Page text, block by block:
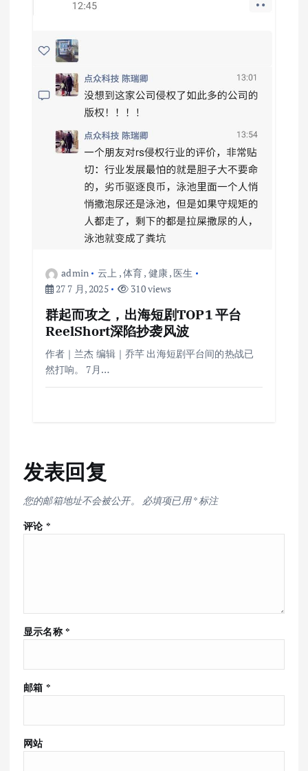
admin 云上 ,体育, 健康, 医生
27 7 月, 2025
310 views
群起而攻之，出海短剧TOP1 平台
ReelShort深陷抄袭风波
作者｜兰杰 编辑｜乔芊 出海短剧平台间的热战已
然打响。 7月…
发表回复
您的邮箱地址不会被公开。 必填项已用*标注
评论 *
显示名称 *
邮箱 *
网站